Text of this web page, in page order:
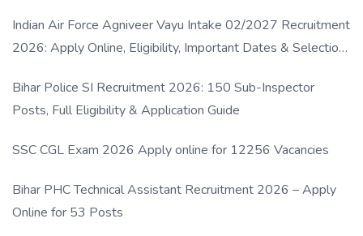
Indian Air Force Agniveer Vayu Intake 02/2027 Recruitment
2026: Apply Online, Eligibility, Important Dates & Selection
Bihar Police SI Recruitment 2026: 150 Sub-Inspector
Posts, Full Eligibility & Application Guide
SSC CGL Exam 2026 Apply online for 12256 Vacancies
Bihar PHC Technical Assistant Recruitment 2026 – Apply
Online for 53 Posts